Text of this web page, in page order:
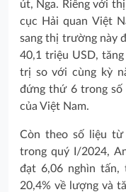
út, Nga. Riêng với
cục Hải quan Việt
sang thị trường này
40,1 triệu USD,
trị so với cùng kỳ
đứng thứ 6 trong
của Việt Nam.
Còn theo số liệu từ
trong quý I/2024,
đạt 6,06 nghìn tấn,
20,4% về lượng và